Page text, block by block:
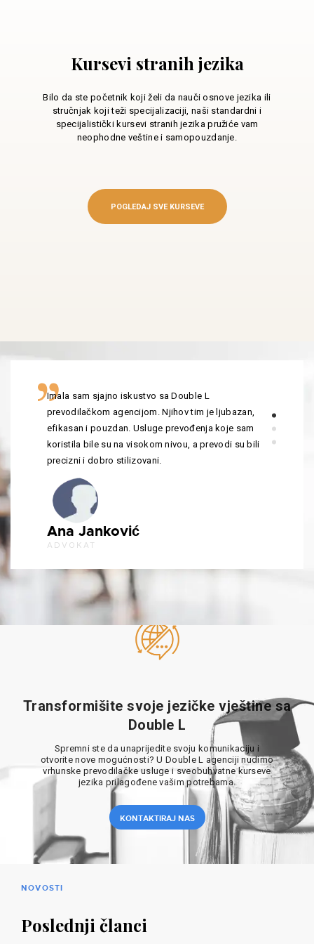
Kursevi stranih jezika
Bilo da ste početnik koji želi da nauči osnove jezika ili
stručnjak koji teži specijalizaciji, naši standardni i
specijalistički kursevi stranih jezika pružiće vam
neophodne veštine i samopouzdanje.
POGLEDAJ SVE KURSEVE
Imala sam sjajno iskustvo sa Double L
prevodilačkom agencijom. Njihov tim je ljubazan,
efikasan i pouzdan. Usluge prevođenja koje sam
koristila bile su na visokom nivou, a prevodi su bili
precizni i dobro stilizovani.
Ana Janković
ADVOKAT
Transformišite svoje jezičke vještine sa
Double L
Spremni ste da unaprijedite svoju komunikaciju i
otvorite nove mogućnosti? U Double L agenciji nudimo
vrhunske prevodilačke usluge i sveobuhvatne kurseve
jezika prilagođene vašim potrebama.
KONTAKTIRAJ NAS
NOVOSTI
Poslednji članci